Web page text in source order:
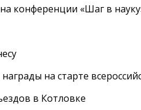
конференции «Шаг в
на старте
в Котловке